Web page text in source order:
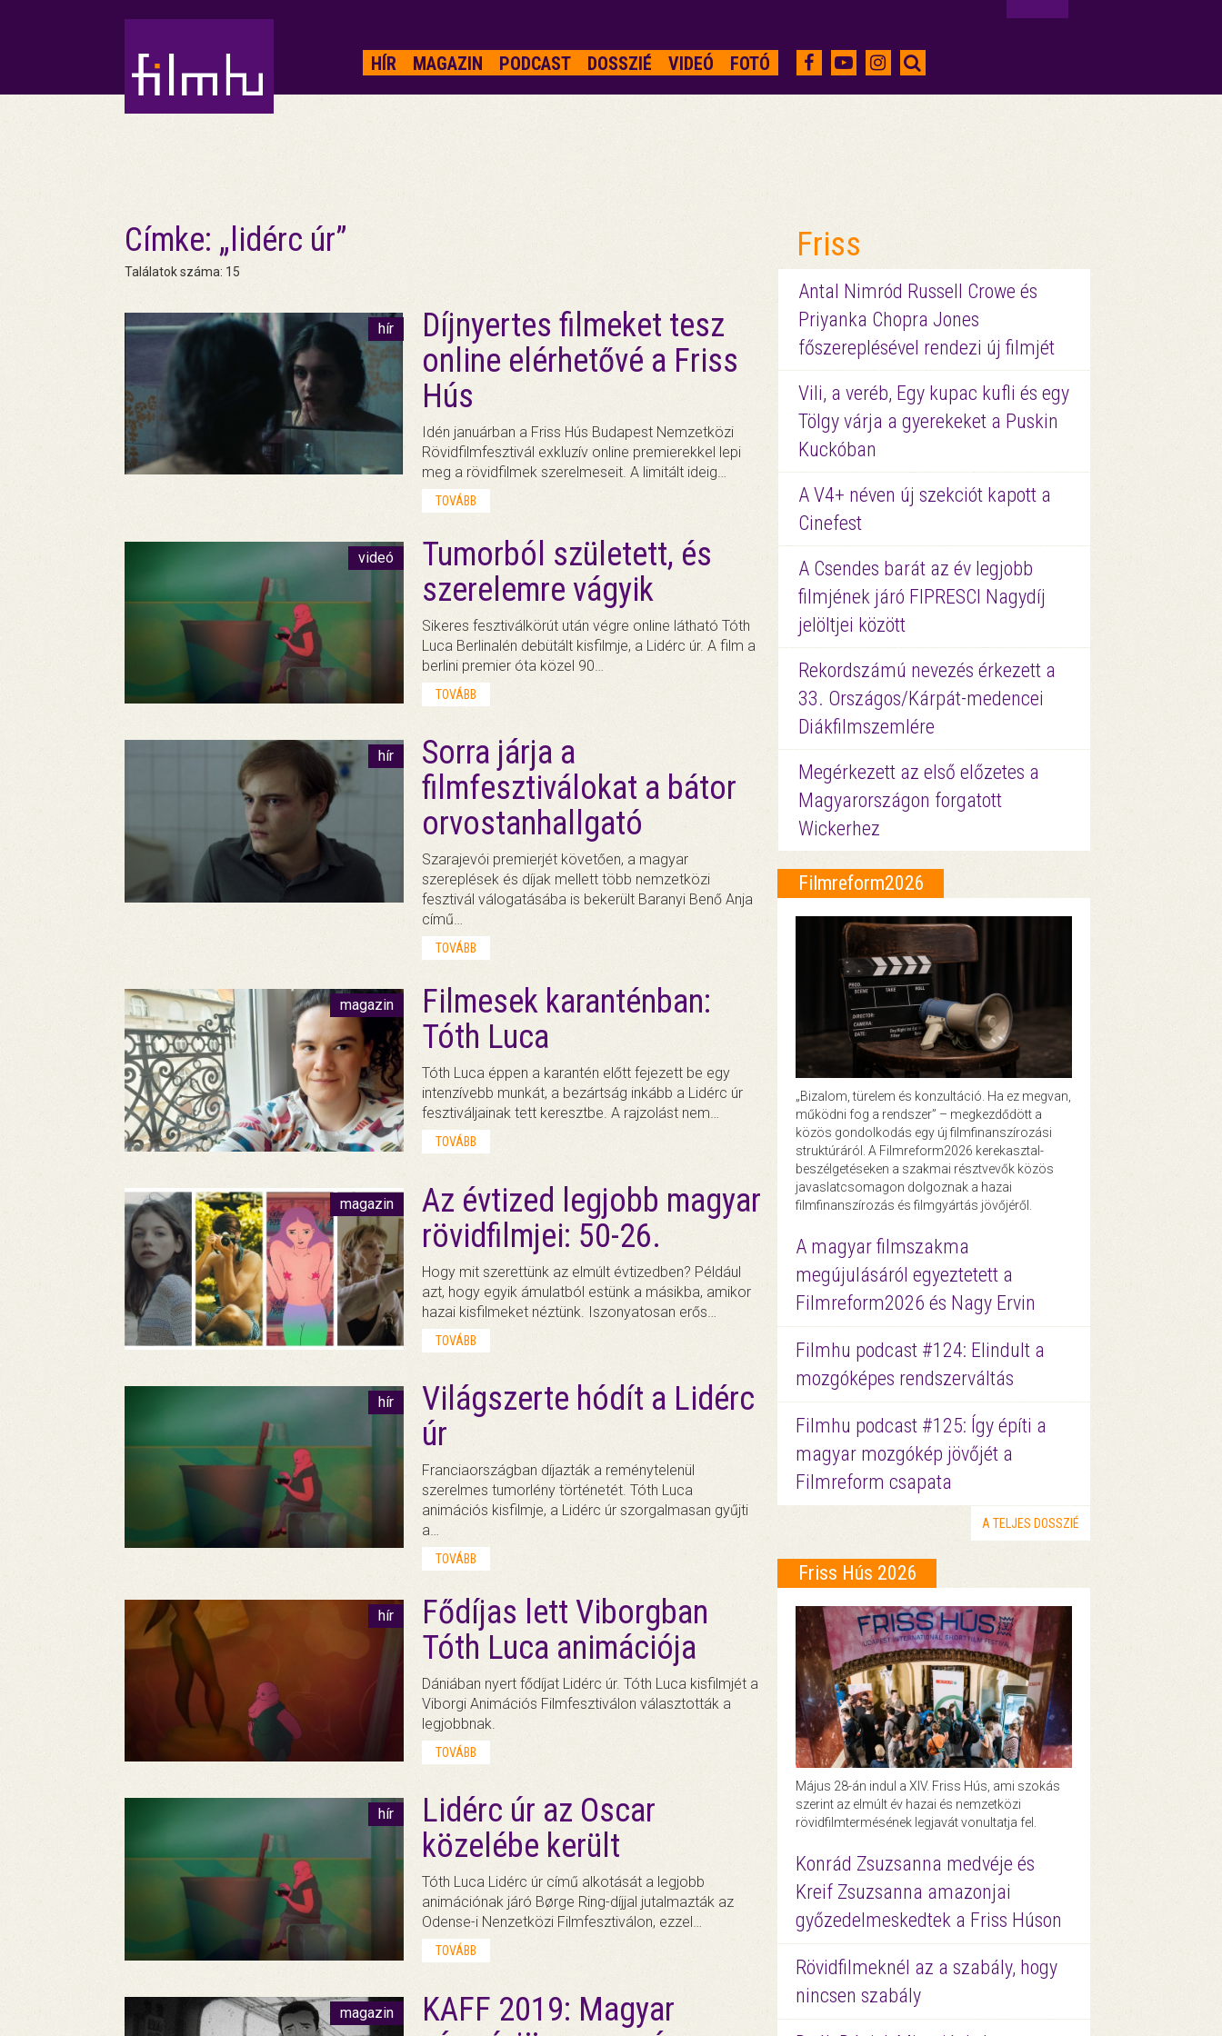
HÍR MAGAZIN PODCAST DOSSZIÉ VIDEÓ FOTÓ
Címke: „lidérc úr”
Találatok száma: 15
hír
Díjnyertes filmeket tesz
online elérhetővé a Friss
Hús
Idén januárban a Friss Hús Budapest Nemzetközi
Rövidfilmfesztivál exkluzív online premierekkel lepi
meg a rövidfilmek szerelmeseit. A limitált ideig…
TOVÁBB
videó
Tumorból született, és
szerelemre vágyik
Sikeres fesztiválkörút után végre online látható Tóth
Luca Berlinalén debütált kisfilmje, a Lidérc úr. A film a
berlini premier óta közel 90…
TOVÁBB
hír
Sorra járja a
filmfesztiválokat a bátor
orvostanhallgató
Szarajevói premierjét követően, a magyar
szereplések és díjak mellett több nemzetközi
fesztivál válogatásába is bekerült Baranyi Benő Anja
című…
TOVÁBB
magazin
Filmesek karanténban:
Tóth Luca
Tóth Luca éppen a karantén előtt fejezett be egy
intenzívebb munkát, a bezártság inkább a Lidérc úr
fesztiváljainak tett keresztbe. A rajzolást nem…
TOVÁBB
magazin
Az évtized legjobb magyar
rövidfilmjei: 50-26.
Hogy mit szerettünk az elmúlt évtizedben? Például
azt, hogy egyik ámulatból estünk a másikba, amikor
hazai kisfilmeket néztünk. Iszonyatosan erős…
TOVÁBB
hír
Világszerte hódít a Lidérc
úr
Franciaországban díjazták a reménytelenül
szerelmes tumorlény történetét. Tóth Luca
animációs kisfilmje, a Lidérc úr szorgalmasan gyűjti
a…
TOVÁBB
hír
Fődíjas lett Viborgban
Tóth Luca animációja
Dániában nyert fődíjat Lidérc úr. Tóth Luca kisfilmjét a
Viborgi Animációs Filmfesztiválon választották a
legjobbnak.
TOVÁBB
hír
Lidérc úr az Oscar
közelébe került
Tóth Luca Lidérc úr című alkotását a legjobb
animációnak járó Børge Ring-díjjal jutalmazták az
Odense-i Nenzetközi Filmfesztiválon, ezzel…
TOVÁBB
magazin
KAFF 2019: Magyar
Friss
Antal Nimród Russell Crowe és
Priyanka Chopra Jones
főszereplésével rendezi új filmjét
Vili, a veréb, Egy kupac kufli és egy
Tölgy várja a gyerekeket a Puskin
Kuckóban
A V4+ néven új szekciót kapott a
Cinefest
A Csendes barát az év legjobb
filmjének járó FIPRESCI Nagydíj
jelöltjei között
Rekordszámú nevezés érkezett a
33. Országos/Kárpát-medencei
Diákfilmszemlére
Megérkezett az első előzetes a
Magyarországon forgatott
Wickerhez
Filmreform2026
„Bizalom, türelem és konzultáció. Ha ez megvan,
működni fog a rendszer” – megkezdődött a
közös gondolkodás egy új filmfinanszírozási
struktúráról. A Filmreform2026 kerekasztal-
beszélgetéseken a szakmai résztvevők közös
javaslatcsomagon dolgoznak a hazai
filmfinanszírozás és filmgyártás jövőjéről.
A magyar filmszakma
megújulásáról egyeztetett a
Filmreform2026 és Nagy Ervin
Filmhu podcast #124: Elindult a
mozgóképes rendszerváltás
Filmhu podcast #125: Így építi a
magyar mozgókép jövőjét a
Filmreform csapata
A TELJES DOSSZIÉ
Friss Hús 2026
Május 28-án indul a XIV. Friss Hús, ami szokás
szerint az elmúlt év hazai és nemzetközi
rövidfilmtermésének legjavát vonultatja fel.
Konrád Zsuzsanna medvéje és
Kreif Zsuzsanna amazonjai
győzedelmeskedtek a Friss Húson
Rövidfilmeknél az a szabály, hogy
nincsen szabály